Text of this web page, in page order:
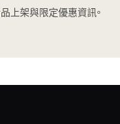
上架與限定優惠資訊。